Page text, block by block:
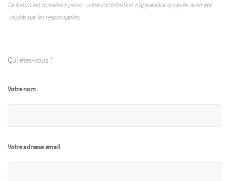
Ce forum est modéré a priori : votre contribution n’apparaîtra qu’après avoir été
validée par les responsables.
Qui êtes-vous ?
Votre nom
Votre adresse email